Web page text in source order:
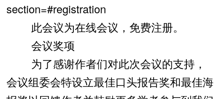
section=#registration
此会议为在线会议，免费注册。
会议奖项
为了感谢作者们对此次会议的支持，
会议组委会特设立最佳口头报告奖和最佳海